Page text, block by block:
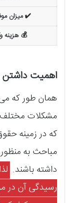
✔️ میزان
💰 هزینه
اهمیت
همان طور که
مشکلات مختلف
که در زمینه
مباحث به
داشته باشند.
رسیدگی آن در